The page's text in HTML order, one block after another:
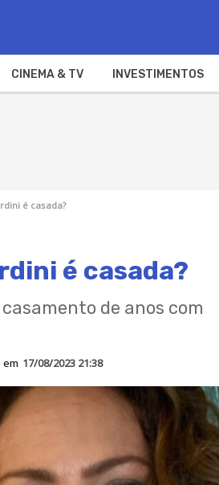
CINEMA & TV INVESTIMENTOS
é casada?
é casada?
de anos com
em 17/08/2023 21:38